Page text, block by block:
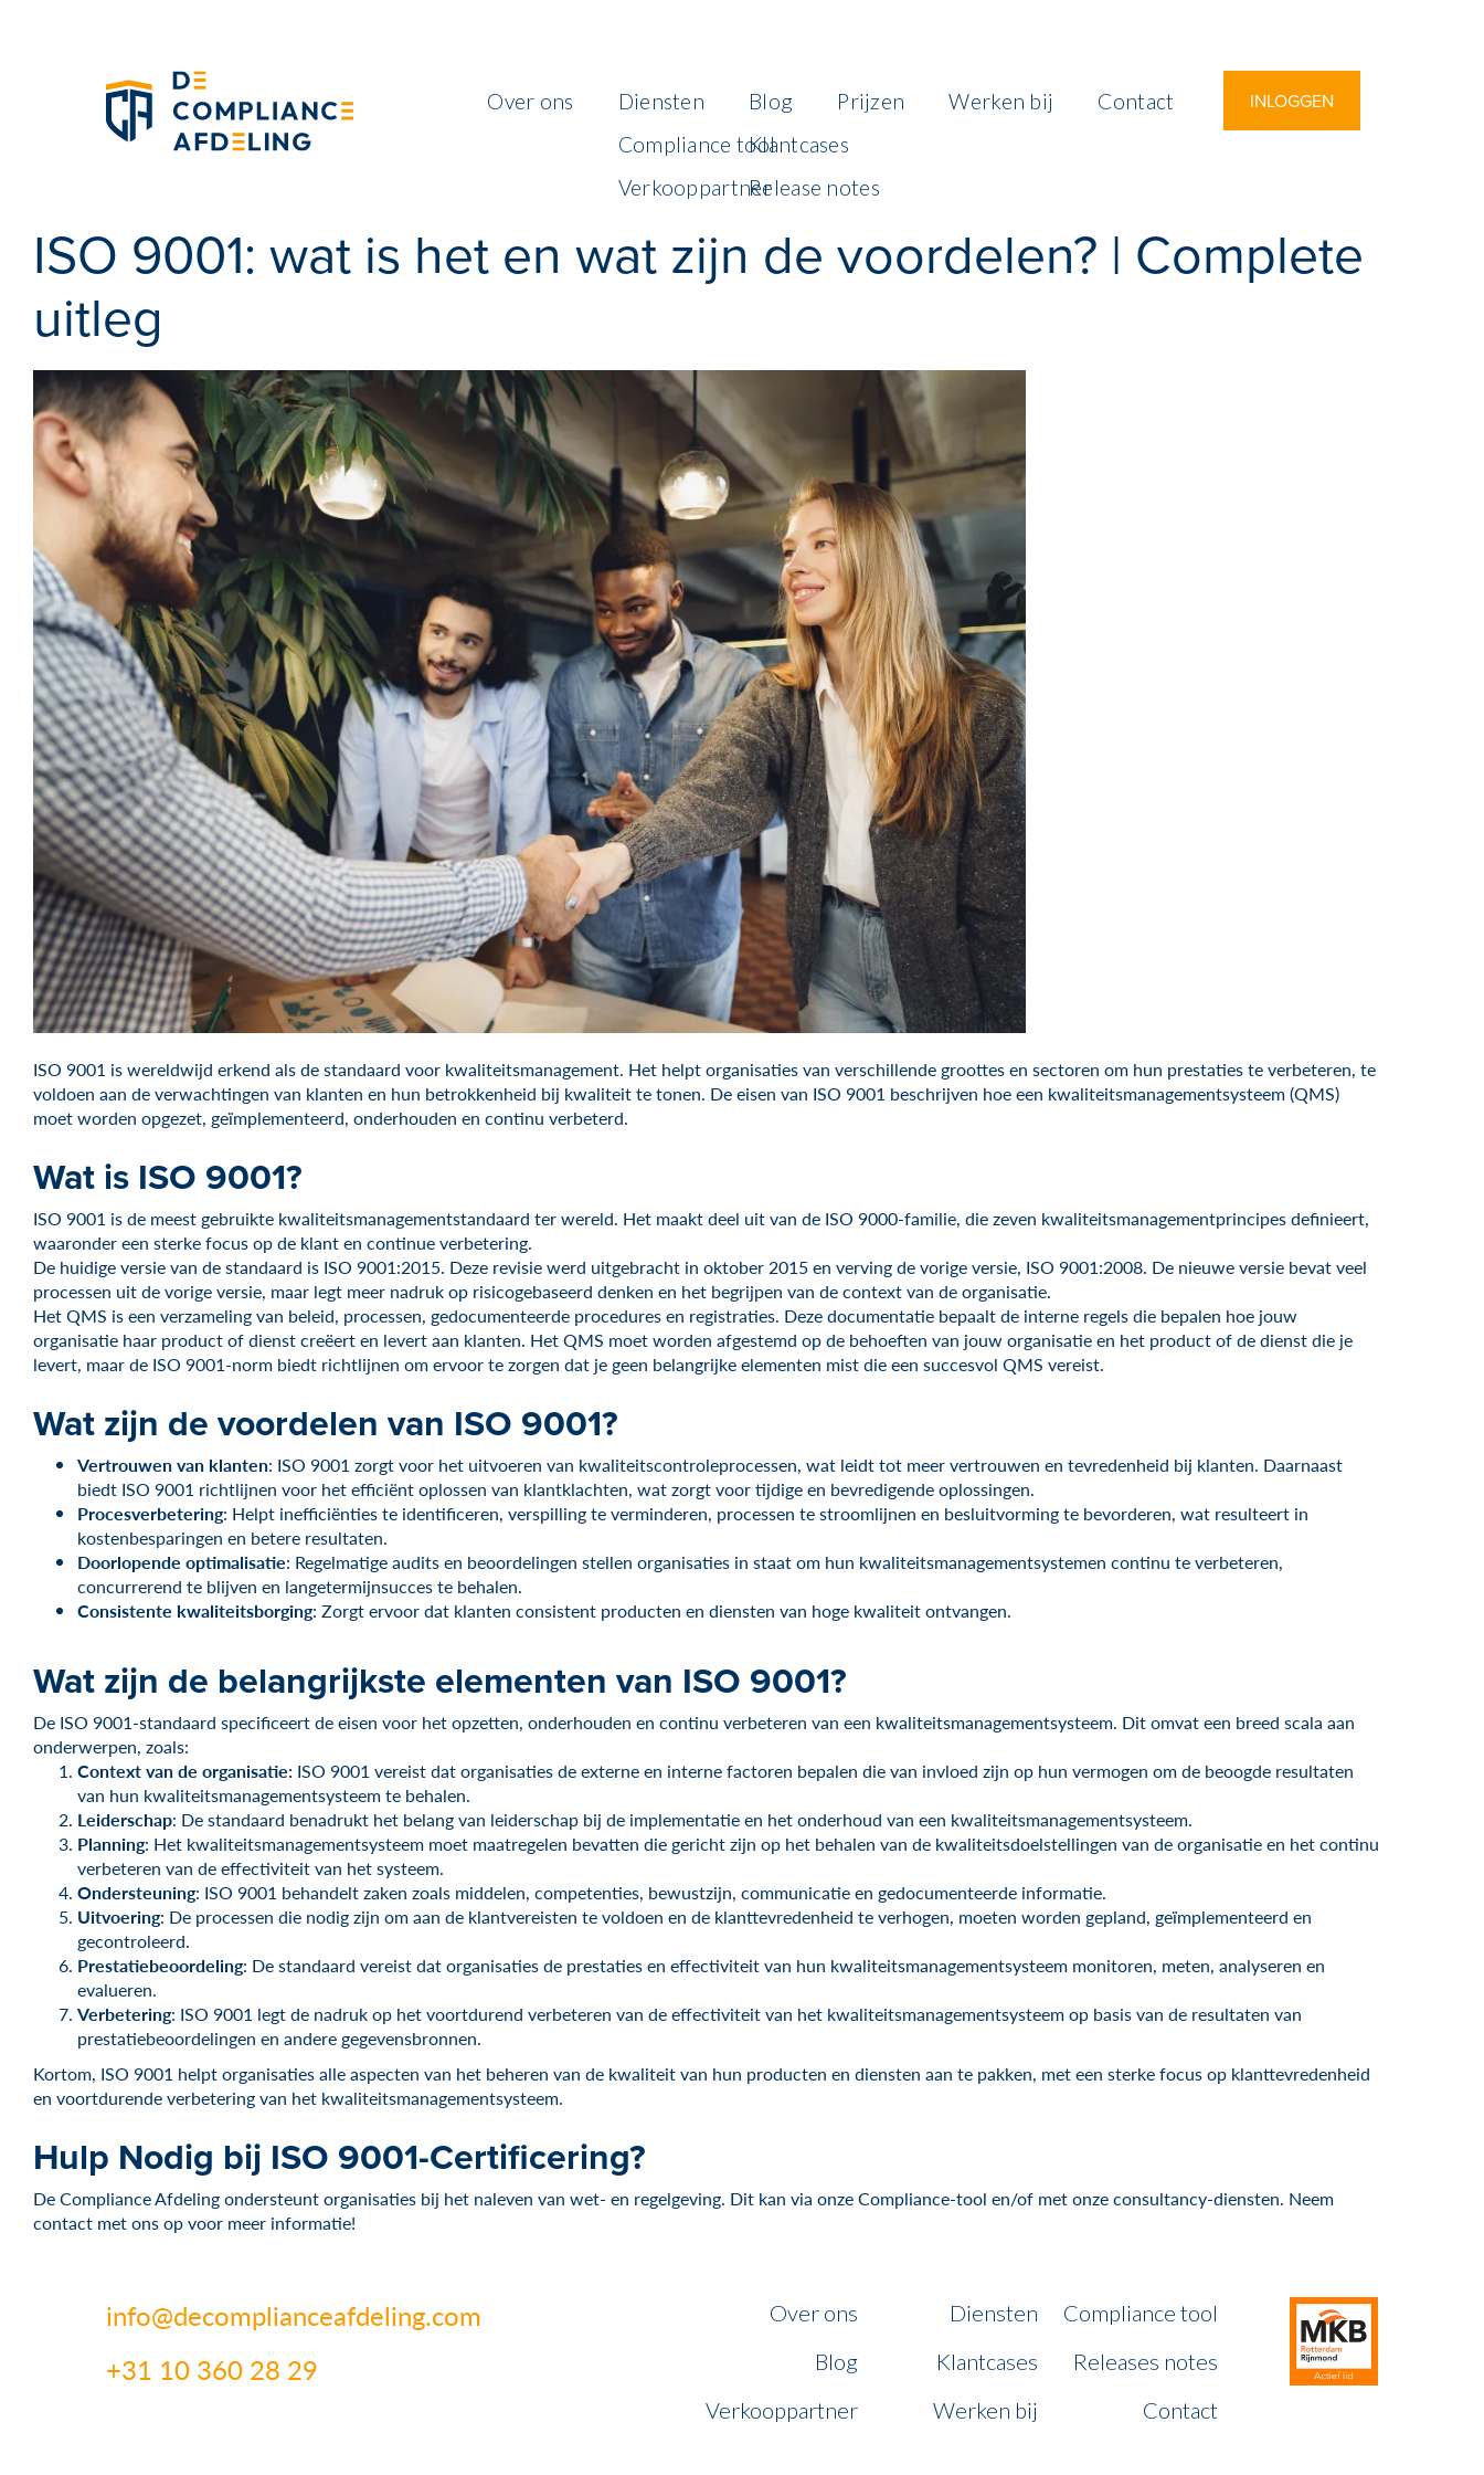
Over ons
Diensten
Compliance tool
Verkooppartner
Blog
Klantcases
Release notes
Prijzen Werken bij Contact INLOGGEN
ISO 9001: wat is het en wat zijn de voordelen? | Complete
uitleg
ISO 9001 is wereldwijd erkend als de standaard voor kwaliteitsmanagement. Het helpt organisaties van verschillende groottes en sectoren om hun prestaties te verbeteren, te
voldoen aan de verwachtingen van klanten en hun betrokkenheid bij kwaliteit te tonen. De eisen van ISO 9001 beschrijven hoe een kwaliteitsmanagementsysteem (QMS)
moet worden opgezet, geïmplementeerd, onderhouden en continu verbeterd.
Wat is ISO 9001?
ISO 9001 is de meest gebruikte kwaliteitsmanagementstandaard ter wereld. Het maakt deel uit van de ISO 9000-familie, die zeven kwaliteitsmanagementprincipes definieert,
waaronder een sterke focus op de klant en continue verbetering.
De huidige versie van de standaard is ISO 9001:2015. Deze revisie werd uitgebracht in oktober 2015 en verving de vorige versie, ISO 9001:2008. De nieuwe versie bevat veel
processen uit de vorige versie, maar legt meer nadruk op risicogebaseerd denken en het begrijpen van de context van de organisatie.
Het QMS is een verzameling van beleid, processen, gedocumenteerde procedures en registraties. Deze documentatie bepaalt de interne regels die bepalen hoe jouw
organisatie haar product of dienst creëert en levert aan klanten. Het QMS moet worden afgestemd op de behoeften van jouw organisatie en het product of de dienst die je
levert, maar de ISO 9001-norm biedt richtlijnen om ervoor te zorgen dat je geen belangrijke elementen mist die een succesvol QMS vereist.
Wat zijn de voordelen van ISO 9001?
Vertrouwen van klanten: ISO 9001 zorgt voor het uitvoeren van kwaliteitscontroleprocessen, wat leidt tot meer vertrouwen en tevredenheid bij klanten. Daarnaast
biedt ISO 9001 richtlijnen voor het efficiënt oplossen van klantklachten, wat zorgt voor tijdige en bevredigende oplossingen.
Procesverbetering: Helpt inefficiënties te identificeren, verspilling te verminderen, processen te stroomlijnen en besluitvorming te bevorderen, wat resulteert in
kostenbesparingen en betere resultaten.
Doorlopende optimalisatie: Regelmatige audits en beoordelingen stellen organisaties in staat om hun kwaliteitsmanagementsystemen continu te verbeteren,
concurrerend te blijven en langetermijnsucces te behalen.
Consistente kwaliteitsborging: Zorgt ervoor dat klanten consistent producten en diensten van hoge kwaliteit ontvangen.
Wat zijn de belangrijkste elementen van ISO 9001?
De ISO 9001-standaard specificeert de eisen voor het opzetten, onderhouden en continu verbeteren van een kwaliteitsmanagementsysteem. Dit omvat een breed scala aan
onderwerpen, zoals:
Context van de organisatie: ISO 9001 vereist dat organisaties de externe en interne factoren bepalen die van invloed zijn op hun vermogen om de beoogde resultaten
van hun kwaliteitsmanagementsysteem te behalen.
Leiderschap: De standaard benadrukt het belang van leiderschap bij de implementatie en het onderhoud van een kwaliteitsmanagementsysteem.
Planning: Het kwaliteitsmanagementsysteem moet maatregelen bevatten die gericht zijn op het behalen van de kwaliteitsdoelstellingen van de organisatie en het continu
verbeteren van de effectiviteit van het systeem.
Ondersteuning: ISO 9001 behandelt zaken zoals middelen, competenties, bewustzijn, communicatie en gedocumenteerde informatie.
Uitvoering: De processen die nodig zijn om aan de klantvereisten te voldoen en de klanttevredenheid te verhogen, moeten worden gepland, geïmplementeerd en
gecontroleerd.
Prestatiebeoordeling: De standaard vereist dat organisaties de prestaties en effectiviteit van hun kwaliteitsmanagementsysteem monitoren, meten, analyseren en
evalueren.
Verbetering: ISO 9001 legt de nadruk op het voortdurend verbeteren van de effectiviteit van het kwaliteitsmanagementsysteem op basis van de resultaten van
prestatiebeoordelingen en andere gegevensbronnen.
Kortom, ISO 9001 helpt organisaties alle aspecten van het beheren van de kwaliteit van hun producten en diensten aan te pakken, met een sterke focus op klanttevredenheid
en voortdurende verbetering van het kwaliteitsmanagementsysteem.
Hulp Nodig bij ISO 9001-Certificering?
De Compliance Afdeling ondersteunt organisaties bij het naleven van wet- en regelgeving. Dit kan via onze Compliance-tool en/of met onze consultancy-diensten. Neem
contact met ons op voor meer informatie!
info@decomplianceafdeling.com
+31 10 360 28 29
Over ons Diensten
Compliance tool
Blog
Klantcases
Releases notes
Verkooppartner
Werken bij Contact